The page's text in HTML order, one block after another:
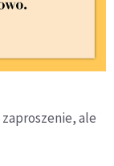
ale